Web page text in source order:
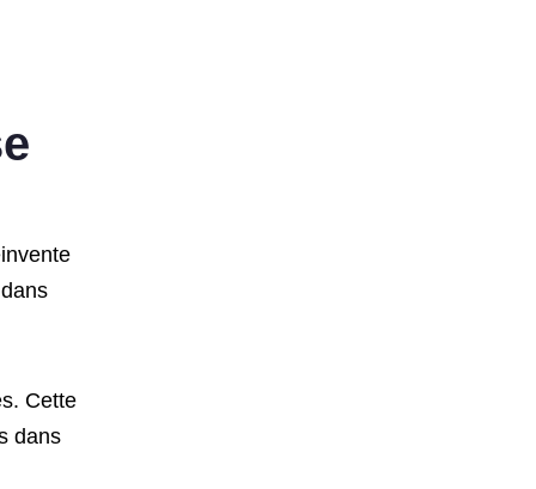
Cette
dans